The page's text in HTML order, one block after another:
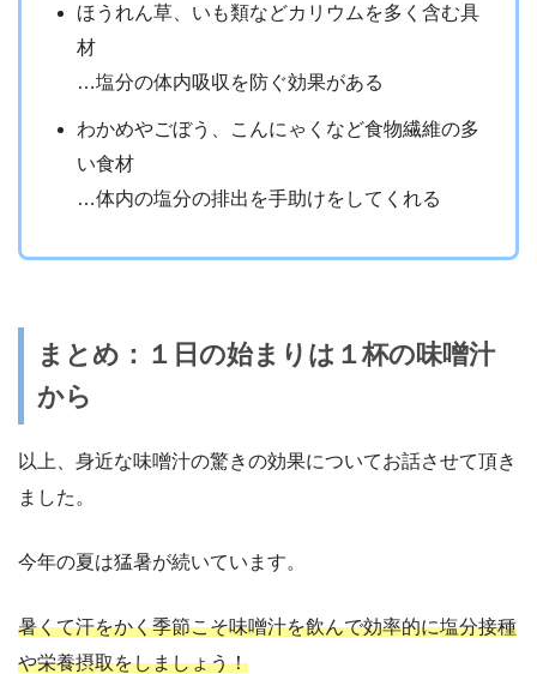
ほうれん草、いも類などカリウムを多く含む具
材
…塩分の体内吸収を防ぐ効果がある
わかめやごぼう、こんにゃくなど食物繊維の多
い食材
…体内の塩分の排出を手助けをしてくれる
まとめ：１日の始まりは１杯の味噌汁
から
以上、身近な味噌汁の驚きの効果についてお話させて頂き
ました。
今年の夏は猛暑が続いています。
暑くて汗をかく季節こそ味噌汁を飲んで効率的に塩分接種
や栄養摂取をしましょう！